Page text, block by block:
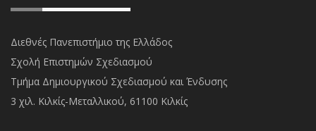
Διεθνές Πανεπιστήμιο της Ελλάδος
Σχολή Επιστημών Σχεδιασμού
Τμήμα Δημιουργικού Σχεδιασμού και Ένδυσης
3 χιλ. Κιλκίς-Μεταλλικού, 61100 Κιλκίς